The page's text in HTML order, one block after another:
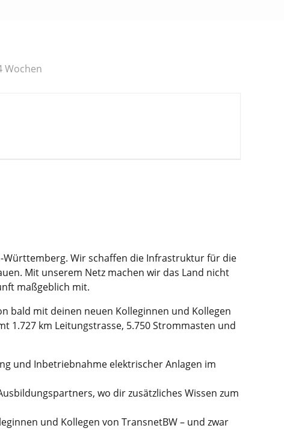
Wochen
Wir schaffen die Infrastruktur für die
Mit unserem Netz machen wir das Land nicht
maßgeblich mit.
bald mit deinen neuen Kolleginnen und Kollegen
1.727 km Leitungstrasse, 5.750 Strommasten und
und Inbetriebnahme elektrischer Anlagen im
wo dir zusätzliches Wissen zum
und Kollegen von TransnetBW – und zwar